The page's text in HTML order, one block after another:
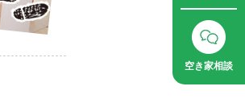
空き家相談